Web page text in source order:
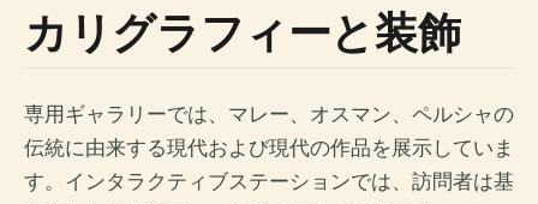
カリグラフィーと装飾
専用ギャラリーでは、マレー、オスマン、ペルシャの
伝統に由来する現代および現代の作品を展示していま
す。インタラクティブステーションでは、訪問者は基